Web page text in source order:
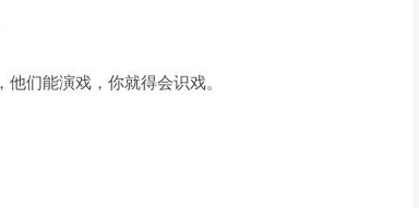
们能演戏，你就得会识戏。